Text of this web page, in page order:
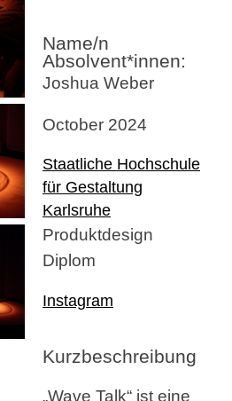
Name/n
Absolvent*innen:
Joshua Weber
October 2024
Staatliche Hochschule
für Gestaltung
Karlsruhe
Produktdesign
Diplom
Instagram
Kurzbeschreibung
„Wave Talk“ ist eine